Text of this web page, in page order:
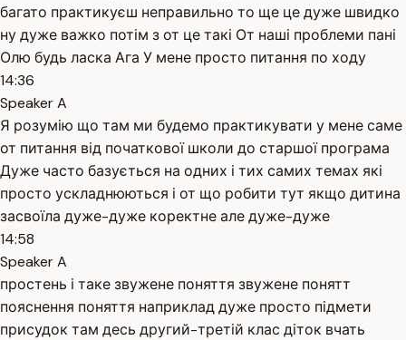
багато практикуєш неправильно то ще це дуже швидко
ну дуже важко потім з от це такі От наші проблеми пані
Олю будь ласка Ага У мене просто питання по ходу
14:36
Speaker A
Я розумію що там ми будемо практикувати у мене саме
от питання від початкової школи до старшої програма
Дуже часто базується на одних і тих самих темах які
просто ускладнюються і от що робити тут якщо дитина
засвоїла дуже-дуже коректне але дуже-дуже
14:58
Speaker A
простень і таке звужене поняття звужене понятт
пояснення поняття наприклад дуже просто підмети
присудок там десь другий-третій клас діток вчать